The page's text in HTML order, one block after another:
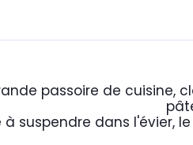
Grande passoire de
à suspendre dans